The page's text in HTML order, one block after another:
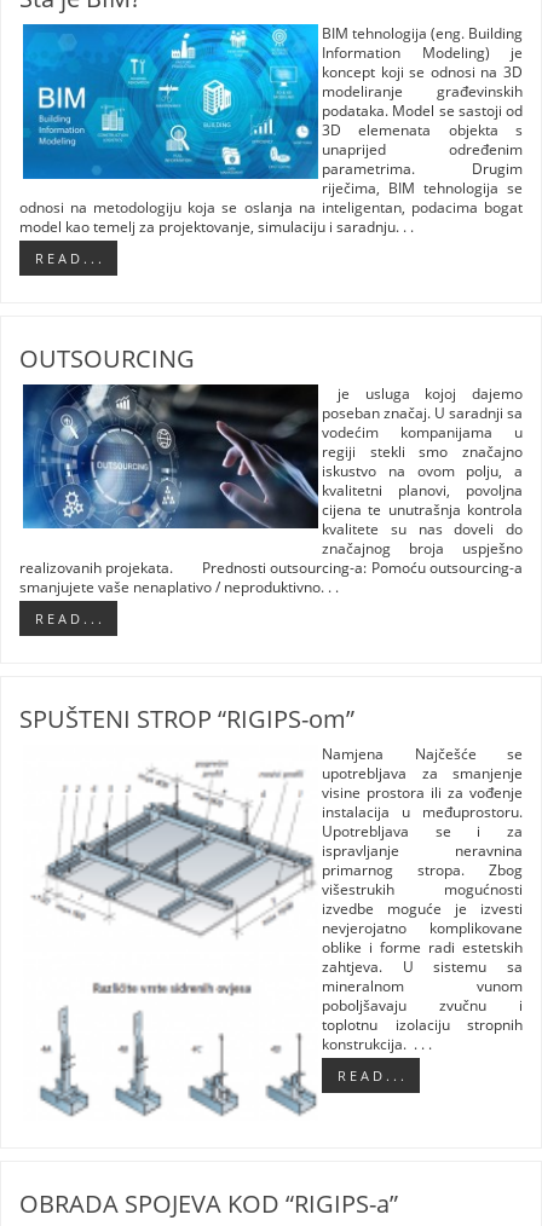
BIM tehnologija (eng. Building
Information Modeling) je
koncept koji se odnosi na 3D
modeliranje građevinskih
podataka. Model se sastoji od
3D elemenata objekta s
unaprijed određenim
parametrima. Drugim
riječima, BIM tehnologija se
odnosi na metodologiju koja se oslanja na inteligentan, podacima bogat
model kao temelj za projektovanje, simulaciju i saradnju. . .
R E A D . . .
OUTSOURCING
je usluga kojoj dajemo
poseban značaj. U saradnji sa
vodećim kompanijama u
regiji stekli smo značajno
iskustvo na ovom polju, a
kvalitetni planovi, povoljna
cijena te unutrašnja kontrola
kvalitete su nas doveli do
značajnog broja uspješno
realizovanih projekata. Prednosti outsourcing-a: Pomoću outsourcing-a
smanjujete vaše nenaplativo / neproduktivno. . .
R E A D . . .
SPUŠTENI STROP “RIGIPS-om”
Namjena Najčešće se
upotrebljava za smanjenje
visine prostora ili za vođenje
instalacija u međuprostoru.
Upotrebljava se i za
ispravljanje neravnina
primarnog stropa. Zbog
višestrukih mogućnosti
izvedbe moguće je izvesti
nevjerojatno komplikovane
oblike i forme radi estetskih
zahtjeva. U sistemu sa
mineralnom vunom
poboljšavaju zvučnu i
toplotnu izolaciju stropnih
konstrukcija. . . .
R E A D . . .
OBRADA SPOJEVA KOD “RIGIPS-a”